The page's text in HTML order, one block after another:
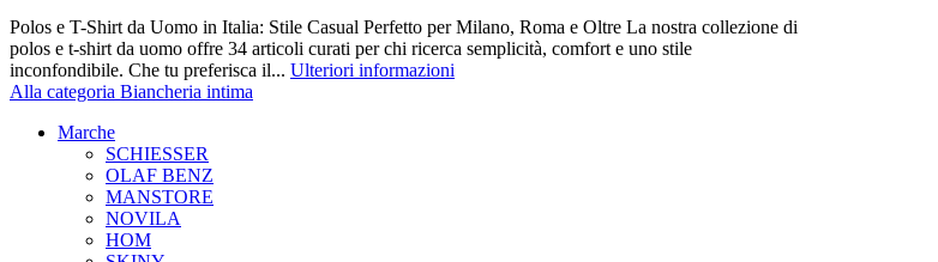
Polos e T-Shirt da Uomo in Italia: Stile Casual Perfetto per Milano, Roma e Oltre La nostra collezione di
polos e t-shirt da uomo offre 34 articoli curati per chi ricerca semplicità, comfort e uno stile
inconfondibile. Che tu preferisca il... Ulteriori informazioni
Alla categoria Biancheria intima
Marche
SCHIESSER
OLAF BENZ
MANSTORE
NOVILA
HOM